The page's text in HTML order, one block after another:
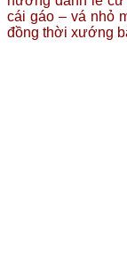
cái gáo – vá nhỏ
đồng thời xướng